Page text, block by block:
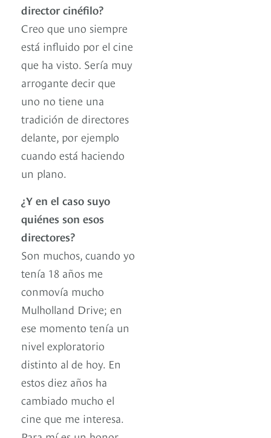
director cinéfilo?
Creo que uno siempre
está influido por el cine
que ha visto. Sería muy
arrogante decir que
uno no tiene una
tradición de directores
delante, por ejemplo
cuando está haciendo
un plano.
¿Y en el caso suyo
quiénes son esos
directores?
Son muchos, cuando yo
tenía 18 años me
conmovía mucho
Mulholland Drive; en
ese momento tenía un
nivel exploratorio
distinto al de hoy. En
estos diez años ha
cambiado mucho el
cine que me interesa.